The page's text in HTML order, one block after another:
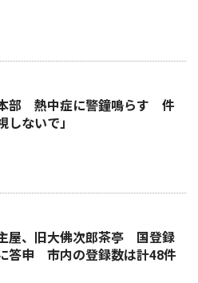
部 熱中症に警鐘鳴らす 件
しないで」
屋、旧大佛次郎茶亭 国登録
答申 市内の登録数は計48件